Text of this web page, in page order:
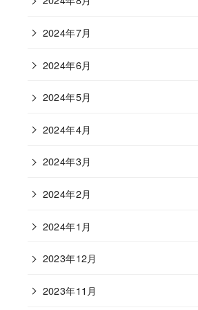
2024年7月
2024年6月
2024年5月
2024年4月
2024年3月
2024年2月
2024年1月
2023年12月
2023年11月